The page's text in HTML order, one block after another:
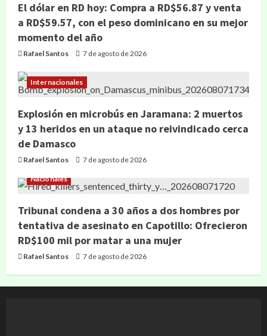
El dólar en RD hoy: Compra a RD$56.87 y venta
a RD$59.57, con el peso dominicano en su mejor
momento del año
Rafael Santos 7 de agosto de 2026
Internacionales
Explosión en microbús en Jaramana: 2 muertos
y 13 heridos en un ataque no reivindicado cerca
de Damasco
Rafael Santos 7 de agosto de 2026
Nacionales
Tribunal condena a 30 años a dos hombres por
tentativa de asesinato en Capotillo: Ofrecieron
RD$100 mil por matar a una mujer
Rafael Santos 7 de agosto de 2026